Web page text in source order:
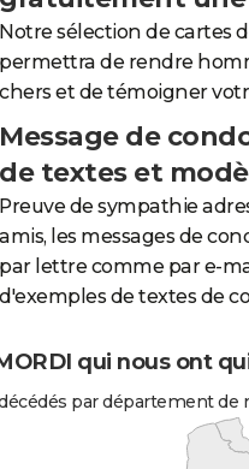
Notre sélection de cartes
permettra de rendre
chers et de témoigner
Message de
de textes et
Preuve de sympathie
amis, les messages de
par lettre comme par e-
d'exemples de textes de
qui nous ont
par département de